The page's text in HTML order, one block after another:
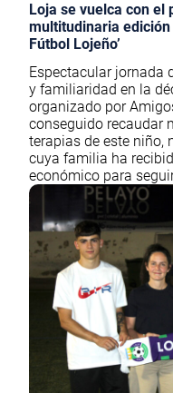
Loja se vuelca con el
multitudinaria edición
Fútbol Lojeño’
Espectacular jornada
y familiaridad en la
organizado por
conseguido recaudar
terapias de este niño,
cuya familia ha
económico para